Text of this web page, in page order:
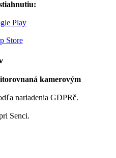
kamerovým
nariadenia GDPRč.
Senci.